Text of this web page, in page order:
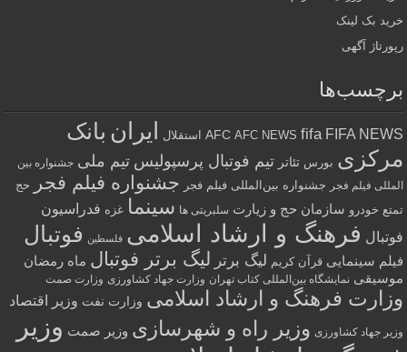
خرید بک لینک
رپورتاژ آگهی
برچسب‌ها
AFC AFC NEWS fifa FIFA NEWS استقلال ایران بانک
مرکزی بورس تئاتر تیم فوتبال پرسپولیس تیم ملی جشنواره بین
المللی فیلم فجر جشنواره بین‌المللی فیلم فجر جشنواره فیلم فجر
حج
تمتع خودرو سازمان حج و زیارت سلبریتی ها سینما غزه فدراسیون
فوتبال فرهنگ و ارشاد اسلامی فلسطین فوتبال
فیلم سینمایی قرآن کریم لیگ برتر لیگ برتر فوتبال ماه رمضان
موسیقی نمایشگاه بین‌المللی کتاب تهران وزارت جهاد کشاورزی وزارت صمت
وزارت فرهنگ و ارشاد اسلامی وزارت نفت وزیر اقتصاد
وزیر جهاد کشاورزی وزیر راه و شهرسازی وزیر صمت وزیر